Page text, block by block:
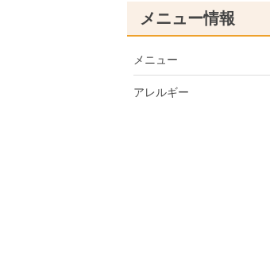
メニュー情報
メニュー
アレルギー